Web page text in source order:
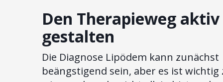
Den Therapieweg aktiv
gestalten
Die Diagnose Lipödem kann zunächst
beängstigend sein, aber es ist wichtig